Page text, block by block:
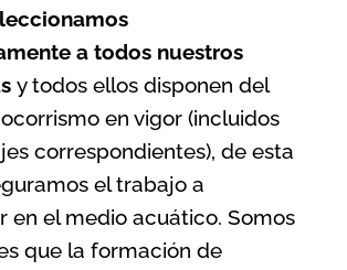
a todos nuestros
y todos ellos disponen del
en vigor (incluidos
correspondientes), de esta
el trabajo a
en el medio acuático. Somos
que la formación de